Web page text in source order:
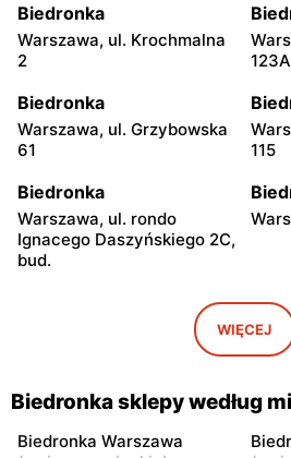
Biedronka
Warszawa, ul. Krochmalna
2
123A
Biedronka
Warszawa, ul. Grzybowska
61
115
Biedronka
Warszawa, ul. rondo
Ignacego Daszyńskiego 2C,
bud.
Warszawa, ul. Ogrodowa 58
86
Biedronka
Warszawa, ul. Dobra 42
WIĘCEJ
Biedronka sklepy według
Biedronka Warszawa